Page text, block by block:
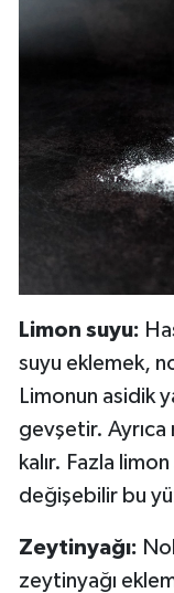
Limon suyu:
suyu eklemek,
Limonun asidik
gevşetir. Ayrıca
kalır. Fazla
değişebilir bu
Zeytinyağı:
zeytinyağı